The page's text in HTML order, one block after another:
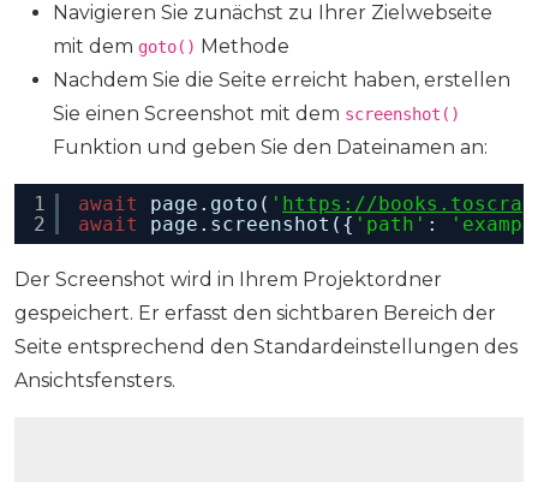
Navigieren Sie zunächst zu Ihrer Zielwebseite
mit dem goto() Methode
Nachdem Sie die Seite erreicht haben, erstellen
Sie einen Screenshot mit dem screenshot()
Funktion und geben Sie den Dateinamen an:
1
2
await page.goto( ' https://
await
page.screenshot({ 'path' :
Der Screenshot wird in Ihrem Projektordner
gespeichert. Er erfasst den sichtbaren Bereich der
Seite entsprechend den Standardeinstellungen des
Ansichtsfensters.